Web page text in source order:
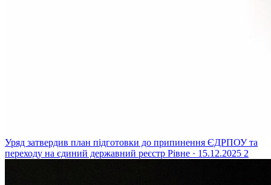
Уряд затвердив план підготовки до припинення ЄДРПОУ та
переходу на єдиний державний реєстр Рівне · 15.12.2025 2